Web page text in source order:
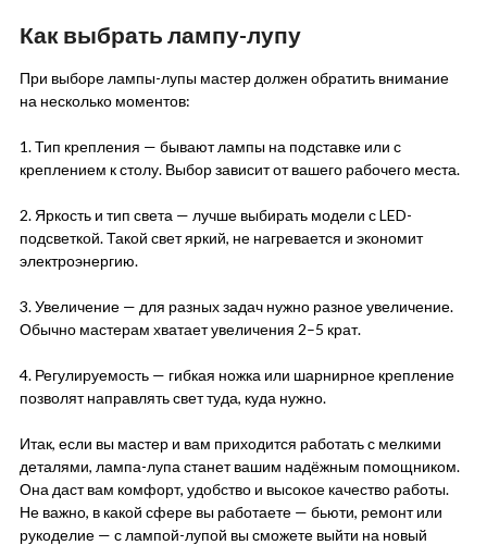
Как выбрать лампу-лупу
При выборе лампы-лупы мастер должен обратить внимание
на несколько моментов:
1. Тип крепления — бывают лампы на подставке или с
креплением к столу. Выбор зависит от вашего рабочего места.
2. Яркость и тип света — лучше выбирать модели с LED-
подсветкой. Такой свет яркий, не нагревается и экономит
электроэнергию.
3. Увеличение — для разных задач нужно разное увеличение.
Обычно мастерам хватает увеличения 2–5 крат.
4. Регулируемость — гибкая ножка или шарнирное крепление
позволят направлять свет туда, куда нужно.
Итак, если вы мастер и вам приходится работать с мелкими
деталями, лампа-лупа станет вашим надёжным помощником.
Она даст вам комфорт, удобство и высокое качество работы.
Не важно, в какой сфере вы работаете — бьюти, ремонт или
рукоделие — с лампой-лупой вы сможете выйти на новый